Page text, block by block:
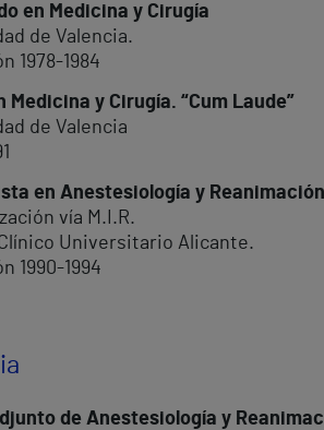
en Medicina y Cirugía
de Valencia.
1978-1984
Medicina y Cirugía. “Cum Laude”
de Valencia
en Anestesiología y
vía M.I.R.
Universitario Alicante.
1990-1994
de Anestesiología y